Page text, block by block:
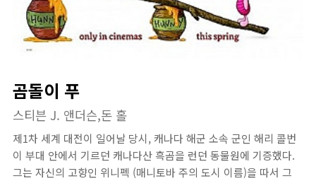
곰돌이 푸
스티븐 J. 앤더슨,돈 홀
제1차 세계 대전이 일어날 당시, 캐나다 해군 소속 군인 해리 콜번
이 부대 안에서 기르던 캐나다산 흑곰을 런던 동물원에 기증했다.
그는 자신의 고향인 위니펙 (매니토바 주의 도시 이름)을 따서 그